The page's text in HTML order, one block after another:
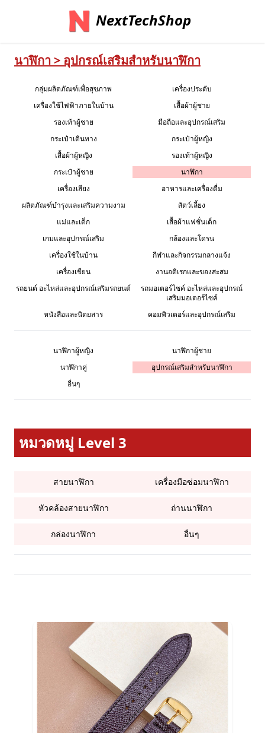
NextTechShop
นาฬิกา > อุปกรณ์เสริมสำหรับนาฬิกา
กลุ่มผลิตภัณฑ์เพื่อสุขภาพ
เครื่องประดับ
เครื่องใช้ไฟฟ้าภายในบ้าน
เสื้อผ้าผู้ชาย
รองเท้าผู้ชาย
มือถือและอุปกรณ์เสริม
กระเป๋าเดินทาง
กระเป๋าผู้หญิง
เสื้อผ้าผู้หญิง
รองเท้าผู้หญิง
กระเป๋าผู้ชาย
นาฬิกา
เครื่องเสียง
อาหารและเครื่องดื่ม
ผลิตภัณฑ์บำรุงและเสริมความงาม
สัตว์เลี้ยง
แม่และเด็ก
เสื้อผ้าแฟชั่นเด็ก
เกมและอุปกรณ์เสริม
กล้องและโดรน
เครื่องใช้ในบ้าน
กีฬาและกิจกรรมกลางแจ้ง
เครื่องเขียน
งานอดิเรกและของสะสม
รถยนต์ อะไหล่และอุปกรณ์เสริมรถยนต์
รถมอเตอร์ไซค์ อะไหล่และอุปกรณ์
เสริมมอเตอร์ไซค์
หนังสือและนิตยสาร
คอมพิวเตอร์และอุปกรณ์เสริม
นาฬิกาผู้หญิง
นาฬิกาผู้ชาย
นาฬิกาคู่
อุปกรณ์เสริมสำหรับนาฬิกา
อื่นๆ
หมวดหมู่ Level 3
สายนาฬิกา เครื่องมือซ่อมนาฬิกา
หัวคล้องสายนาฬิกา ถ่านนาฬิกา
กล่องนาฬิกา อื่นๆ